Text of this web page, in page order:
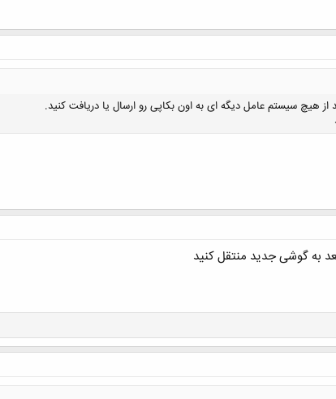
کلیک کنید تا باز شود...